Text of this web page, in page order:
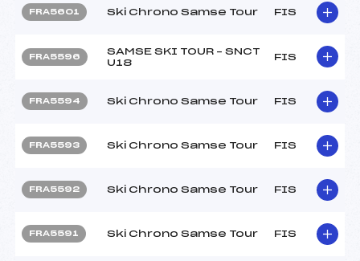
FRA5601 Ski Chrono Samse Tour FIS
FRA5596
SAMSE SKI TOUR – SNCT
U18
FIS
FRA5594 Ski Chrono Samse Tour FIS
FRA5593 Ski Chrono Samse Tour FIS
FRA5592 Ski Chrono Samse Tour FIS
FRA5591 Ski Chrono Samse Tour FIS